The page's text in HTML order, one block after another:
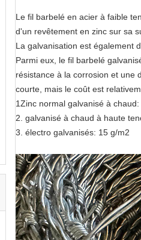
Le fil barbelé en acier à faible
d'un revêtement en zinc sur sa
La galvanisation est également
Parmi eux, le fil barbelé
résistance à la corrosion et une
courte, mais le coût est
1Zinc normal galvanisé à
2. galvanisé à chaud à haute
3. électro galvanisés: 15 g/m2